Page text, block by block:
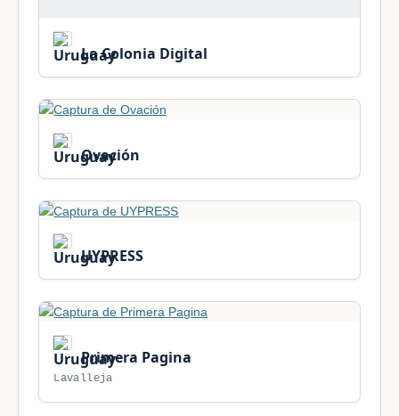
La Colonia Digital
Ovación
UYPRESS
Primera Pagina
Lavalleja